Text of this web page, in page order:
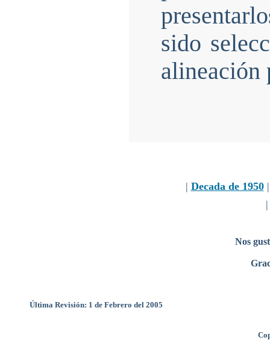
sido
| Decada de 1950
Nos
Última Revisión: 1 de Febrero del 2005